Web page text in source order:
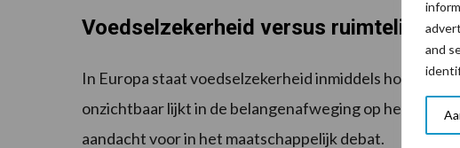
and
Voedselzekerheid versus ruimtelijke
In Europa staat voedselzekerheid inmiddels hoog op
onzichtbaar lijkt in de belangenafweging op het
aandacht voor in het maatschappelijk debat.